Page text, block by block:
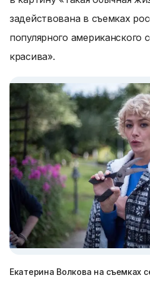
задействована в съемках
популярного американского
красива».
Екатерина Волкова на съемках